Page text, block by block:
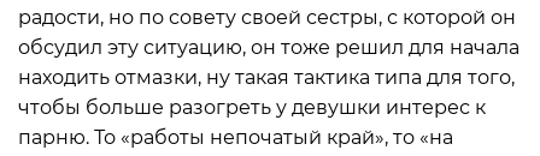
радости, но по совету своей сестры, с которой он
обсудил эту ситуацию, он тоже решил для начала
находить отмазки, ну такая тактика типа для того,
чтобы больше разогреть у девушки интерес к
парню. То «работы непочатый край», то «на